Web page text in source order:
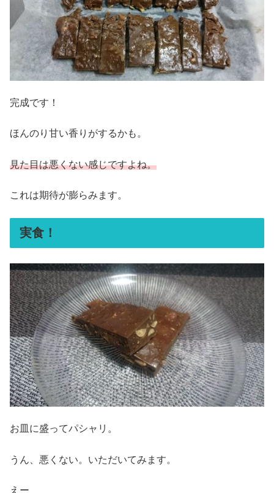
完成です！
ほんのり甘い香りがするかも。
見た目は悪くない感じですよね。
これは期待が膨らみます。
実食！
お皿に盛ってパシャリ。
うん、悪くない。いただいてみます。
えー